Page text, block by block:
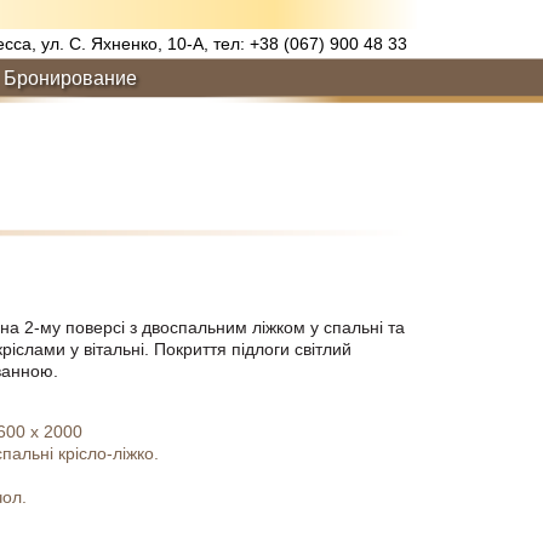
ул. С. Яхненко, 10-А, тел: +38 (067) 900 48 33
Бронирование
2-му поверсі з двоспальним ліжком у спальні та
у вітальні. Покриття підлоги світлий
х 2000
крісло-ліжко.